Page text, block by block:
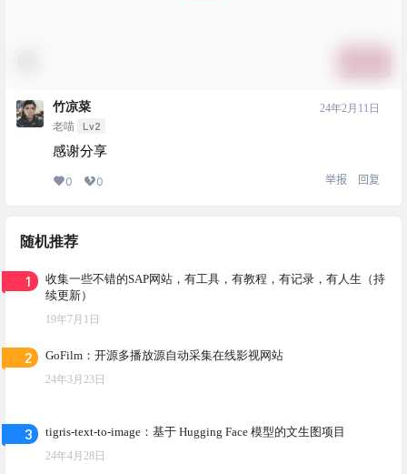
竹凉菜
老喵 Lv2
24年2月11日
感谢分享
0 0 举报 回复
随机推荐
1
收集一些不错的SAP网站，有工具，有教程，有记录，有人生（持
续更新）
19年7月1日
2 GoFilm：开源多播放源自动采集在线影视网站
24年3月23日
3 tigris-text-to-image：基于 Hugging Face 模型的文生图项目
24年4月28日